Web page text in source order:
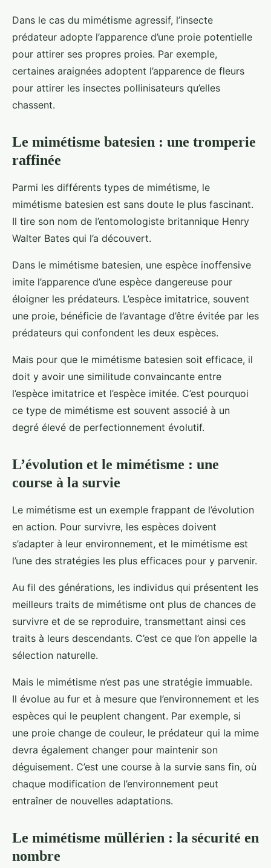
Dans le cas du mimétisme agressif, l’insecte
prédateur adopte l’apparence d’une proie potentielle
pour attirer ses propres proies. Par exemple,
certaines araignées adoptent l’apparence de fleurs
pour attirer les insectes pollinisateurs qu’elles
chassent.
Le mimétisme batesien : une tromperie
raffinée
Parmi les différents types de mimétisme, le
mimétisme batesien est sans doute le plus fascinant.
Il tire son nom de l’entomologiste britannique Henry
Walter Bates qui l’a découvert.
Dans le mimétisme batesien, une espèce inoffensive
imite l’apparence d’une espèce dangereuse pour
éloigner les prédateurs. L’espèce imitatrice, souvent
une proie, bénéficie de l’avantage d’être évitée par les
prédateurs qui confondent les deux espèces.
Mais pour que le mimétisme batesien soit efficace, il
doit y avoir une similitude convaincante entre
l’espèce imitatrice et l’espèce imitée. C’est pourquoi
ce type de mimétisme est souvent associé à un
degré élevé de perfectionnement évolutif.
L’évolution et le mimétisme : une
course à la survie
Le mimétisme est un exemple frappant de l’évolution
en action. Pour survivre, les espèces doivent
s’adapter à leur environnement, et le mimétisme est
l’une des stratégies les plus efficaces pour y parvenir.
Au fil des générations, les individus qui présentent les
meilleurs traits de mimétisme ont plus de chances de
survivre et de se reproduire, transmettant ainsi ces
traits à leurs descendants. C’est ce que l’on appelle la
sélection naturelle.
Mais le mimétisme n’est pas une stratégie immuable.
Il évolue au fur et à mesure que l’environnement et les
espèces qui le peuplent changent. Par exemple, si
une proie change de couleur, le prédateur qui la mime
devra également changer pour maintenir son
déguisement. C’est une course à la survie sans fin, où
chaque modification de l’environnement peut
entraîner de nouvelles adaptations.
Le mimétisme müllérien : la sécurité en
nombre